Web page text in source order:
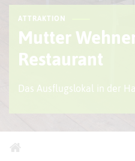
ATTRAKTION
Mutter
Restaurant
Das Ausflugslokal in der